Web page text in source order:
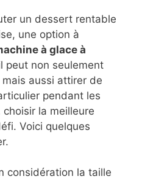
un dessert rentable
une option à
à glace à
peut non seulement
aussi attirer de
pendant les
choisir la meilleure
Voici quelques
considération la taille